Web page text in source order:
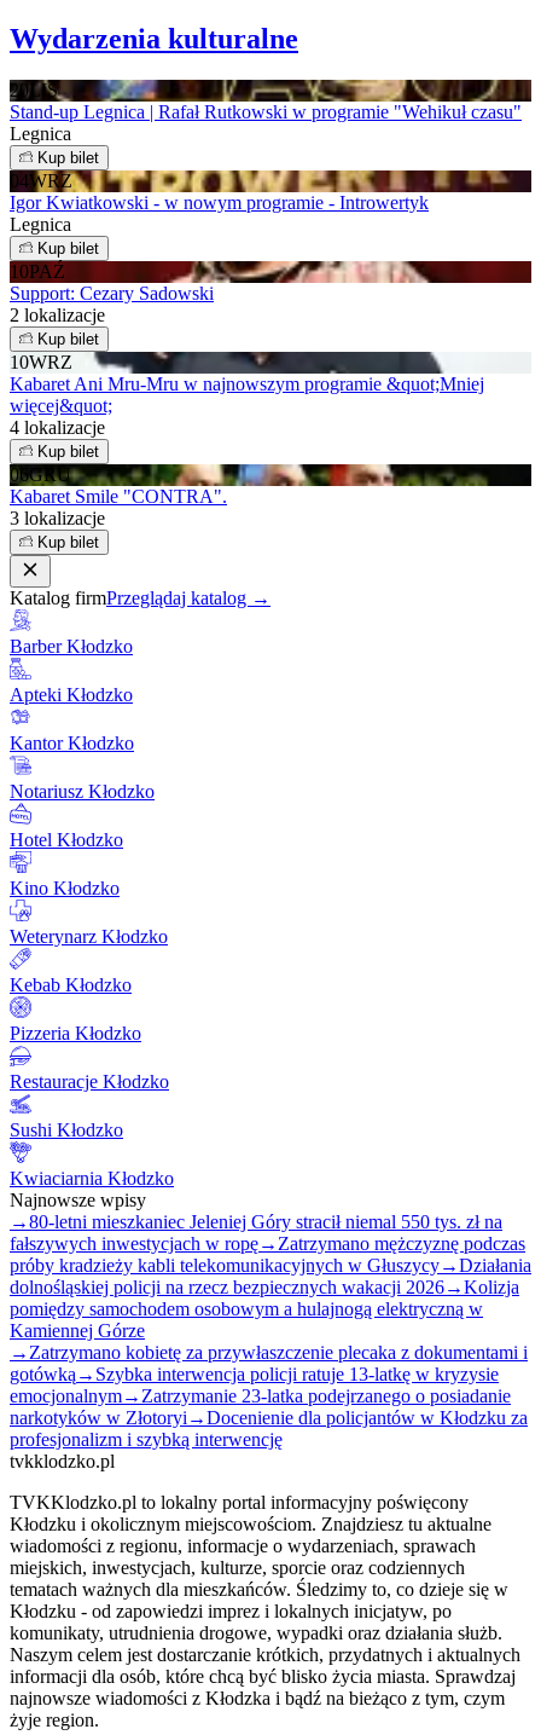
Wydarzenia kulturalne
20 LIS
Stand-up Legnica | Rafał Rutkowski w programie "Wehikuł czasu"
Legnica
Kup bilet
04WRZ
Igor Kwiatkowski - w nowym programie - Introwertyk
Legnica
Kup bilet
10PAŹ
Support: Cezary Sadowski
2 lokalizacje
Kup bilet
10WRZ
Kabaret Ani Mru-Mru w najnowszym programie &quot;Mniej
więcej&quot;
4 lokalizacje
Kup bilet
06GRU
Kabaret Smile "CONTRA".
3 lokalizacje
Kup bilet
Katalog firmPrzeglądaj katalog →
Barber Kłodzko
Apteki Kłodzko
Kantor Kłodzko
Notariusz Kłodzko
Hotel Kłodzko
Kino Kłodzko
Weterynarz Kłodzko
Kebab Kłodzko
Pizzeria Kłodzko
Restauracje Kłodzko
Sushi Kłodzko
Kwiaciarnia Kłodzko
Najnowsze wpisy
→80-letni mieszkaniec Jeleniej Góry stracił niemal 550 tys. zł na
fałszywych inwestycjach w ropę→ Zatrzymano mężczyznę podczas
próby kradzieży kabli telekomunikacyjnych w Głuszycy→Działania
dolnośląskiej policji na rzecz bezpiecznych wakacji 2026→Kolizja
pomiędzy samochodem osobowym a hulajnogą elektryczną w
Kamiennej Górze
→ Zatrzymano kobietę za przywłaszczenie plecaka z dokumentami i
gotówką → Szybka interwencja policji ratuje 13-latkę w kryzysie
emocjonalnym→ Zatrzymanie 23-latka podejrzanego o posiadanie
narkotyków w Złotoryi →Docenienie dla policjantów w Kłodzku za
profesjonalizm i szybką interwencję
tvkklodzko.pl
TVKKlodzko.pl to lokalny portal informacyjny poświęcony
Kłodzku i okolicznym miejscowościom. Znajdziesz tu aktualne
wiadomości z regionu, informacje o wydarzeniach, sprawach
miejskich, inwestycjach, kulturze, sporcie oraz codziennych
tematach ważnych dla mieszkańców. Śledzimy to, co dzieje się w
Kłodzku - od zapowiedzi imprez i lokalnych inicjatyw, po
komunikaty, utrudnienia drogowe, wypadki oraz działania służb.
Naszym celem jest dostarczanie krótkich, przydatnych i aktualnych
informacji dla osób, które chcą być blisko życia miasta. Sprawdzaj
najnowsze wiadomości z Kłodzka i bądź na bieżąco z tym, czym
żyje region.